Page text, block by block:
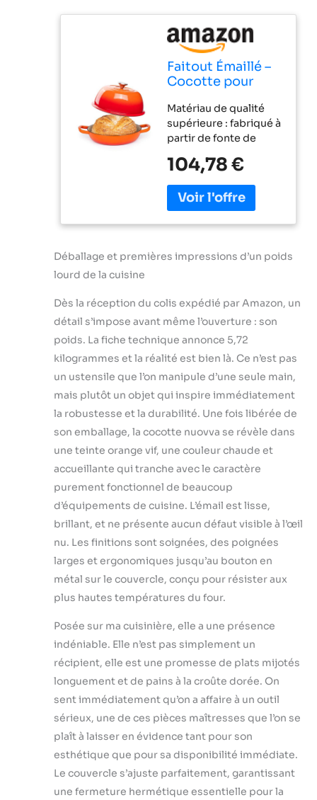
Faitout Émaillé –
Cocotte pour
au Levain –
Cocotte à Pain –
Orange, 6 Quarts,
22 cm – par
Nuovva
Matériau de qualité
supérieure : fabriqué à
partir de fonte de
pot à pain garantit une
durabilité supérieure
et une performance
durable. Sa
construction robuste
rétention de la
parfaitement cuit
Finition émaillée : la
cocotte en fonte de
nuovva est non
réactive, ce qui la rend
sans danger pour tous
les types de pâte et
d'ingrédients. Il
résiste à la rouille et
aux rayures, assurant
que votre pot reste en
parfait état pendant
des années. La finition
émaillée lisse rend le
nettoyage sans effort
Parfait pour la cuisson
du pain : notre
casserole à pain
émaillée avec
couvercle est conçue
l'environnement idéal
pour la cuisson,
assurant une
répartition homogène
de la chaleur. Le
couvercle inclus
retient la vapeur,
donnant à votre pain
une miette humide et
une texture
délicieuse. Obtenez
une délicieuse croûte
104,78 €
Déballage et premières impressions d’un poids
lourd de la cuisine
Dès la réception du colis expédié par Amazon, un
détail s’impose avant même l’ouverture : son
poids. La fiche technique annonce 5,72
kilogrammes et la réalité est bien là. Ce n’est pas
un ustensile que l’on manipule d’une seule main,
mais plutôt un objet qui inspire immédiatement
la robustesse et la durabilité. Une fois libérée de
son emballage, la cocotte nuovva se révèle dans
une teinte orange vif, une couleur chaude et
accueillante qui tranche avec le caractère
purement fonctionnel de beaucoup
d’équipements de cuisine. L’émail est lisse,
brillant, et ne présente aucun défaut visible à l’œil
nu. Les finitions sont soignées, des poignées
larges et ergonomiques jusqu’au bouton en
métal sur le couvercle, conçu pour résister aux
plus hautes températures du four.
Posée sur ma cuisinière, elle a une présence
indéniable. Elle n’est pas simplement un
récipient, elle est une promesse de plats mijotés
longuement et de pains à la croûte dorée. On
sent immédiatement qu’on a affaire à un outil
sérieux, une de ces pièces maîtresses que l’on se
plaît à laisser en évidence tant pour son
esthétique que pour sa disponibilité immédiate.
Le couvercle s’ajuste parfaitement, garantissant
une fermeture hermétique essentielle pour la